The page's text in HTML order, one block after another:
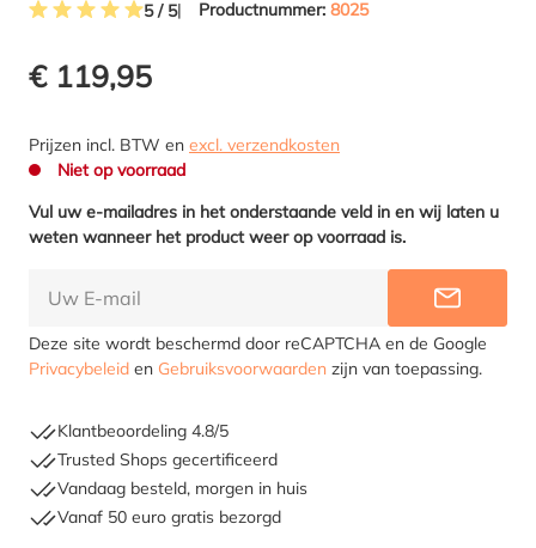
5 / 5 Productnummer: 8025
€ 119,95
Prijzen incl. BTW en excl. verzendkosten
Niet op voorraad
Vul uw e-mailadres in het onderstaande veld in en wij laten u
weten wanneer het product weer op voorraad is.
Deze site wordt beschermd door reCAPTCHA en de Google
Privacybeleid en Gebruiksvoorwaarden zijn van toepassing.
Klantbeoordeling 4.8/5
Trusted Shops gecertificeerd
Vandaag besteld, morgen in huis
Vanaf 50 euro gratis bezorgd